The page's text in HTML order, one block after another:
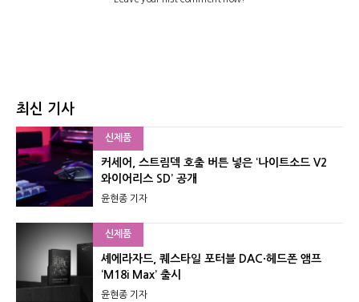
최신 기사
신제품
커세어, 스트림덱 호출 버튼 넣은 ‘나이트소드 V2
와이어리스 SD’ 공개
윤현종 기자
신제품
셰에라자드, 퀘스타일 포터블 DAC·헤드폰 앰프
‘M18i Max’ 출시
윤현종 기자